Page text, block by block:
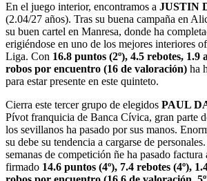
En el juego interior, encontramos a JUSTIN
(2.04/27 años). Tras su buena campaña en
su buen cartel en Manresa, donde ha
erigiéndose en uno de los mejores interiores
Liga. Con 16.8 puntos (2º), 4.5 rebotes, 1.9
robos por encuentro (16 de valoración) ha
para estar presente en este quinteto.
Cierra este tercer grupo de elegidos PAUL
Pívot franquicia de Banca Cívica, gran parte
los sevillanos ha pasado por sus manos.
su debe su tendencia a cargarse de
semanas de competición ñe ha pasado
firmado 14.6 puntos (4º), 7.4 rebotes (4º),